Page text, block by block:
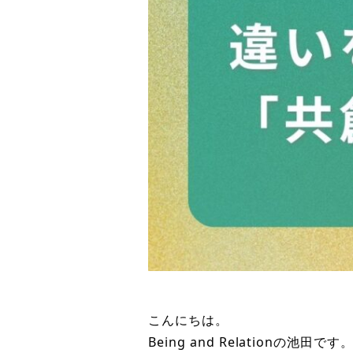
こんにちは。
Being and Relationの池田です